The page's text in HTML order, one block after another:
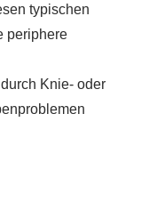
typischen
periphere
Knie- oder